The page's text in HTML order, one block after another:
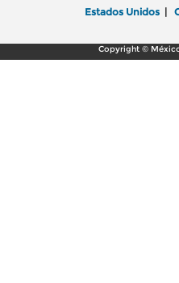
Estados Unidos |
Copyright ©